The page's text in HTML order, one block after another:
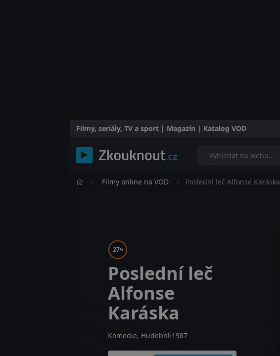
Filmy, seriály, TV a sport | Magazín | Katalog VOD
Filmy online na VOD Poslední leč Alfonse Karáska
27%
Poslední leč
Alfonse
Karáska
Komedie, Hudební 1987